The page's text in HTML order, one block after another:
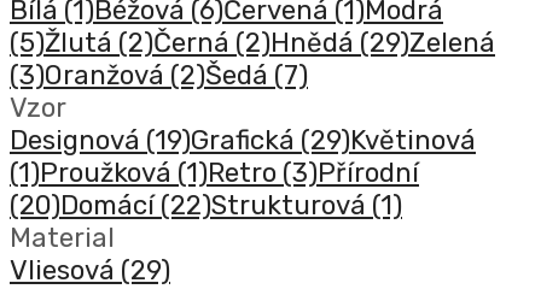
Bílá (1)Béžová (6)Červená (1)Modrá
(5)Žlutá (2)Černá (2)Hnědá (29)Zelená
(3)Oranžová (2)Šedá (7)
Vzor
Designová (19)Grafická (29)Květinová
(1)Proužková (1)Retro (3)Přírodní
(20)Domácí(22)Strukturová (1)
Material
Vliesová (29)